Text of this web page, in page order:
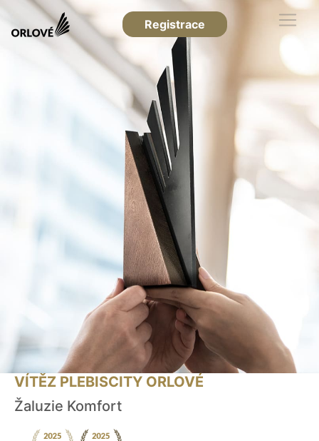
Registrace
VÍTĚZ PLEBISCITY ORLOVÉ
Žaluzie Komfort